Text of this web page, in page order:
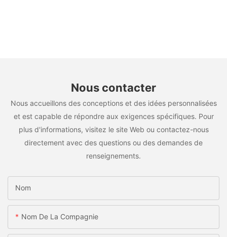
Nous contacter
Nous accueillons des conceptions et des idées personnalisées
et est capable de répondre aux exigences spécifiques. Pour
plus d'informations, visitez le site Web ou contactez-nous
directement avec des questions ou des demandes de
renseignements.
Nom
Nom De La Compagnie